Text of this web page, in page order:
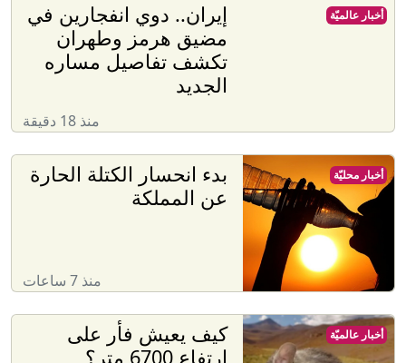
إيران.. دوي انفجارين في
مضيق هرمز وطهران
تكشف تفاصيل مساره
الجديد
منذ 18 دقيقة
أخبار عالميّة
بدء انحسار الكتلة الحارة
عن المملكة
منذ 7 ساعات
أخبار محليّة
كيف يعيش فأر على
ارتفاع 6700 متر؟
أخبار عالميّة